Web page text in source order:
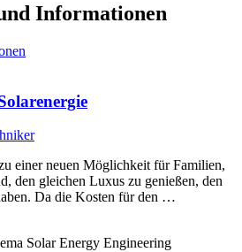
Informationen
einer neuen Möglichkeit für Familien,
den gleichen Luxus zu genießen, den
Da die Kosten für den …
Solar Energy Engineering